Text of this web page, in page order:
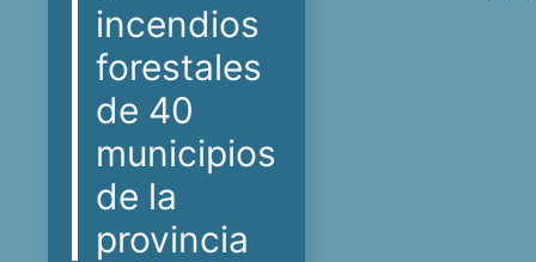
incendios
forestales
de 40
municipios
de la
provincia